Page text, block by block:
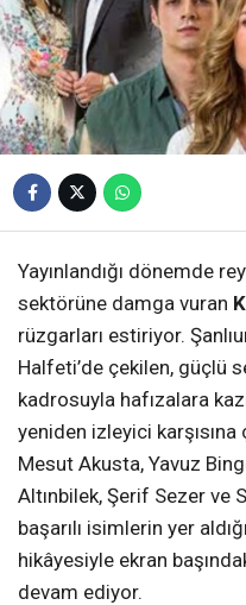
Yayınlandığı dönemde
sektörüne damga vuran
rüzgarları estiriyor.
Halfeti’de çekilen, güçlü
kadrosuyla hafızalara
yeniden izleyici karşısına
Mesut Akusta, Yavuz
Altınbilek, Şerif Sezer ve
başarılı isimlerin yer
hikâyesiyle ekran
devam ediyor.